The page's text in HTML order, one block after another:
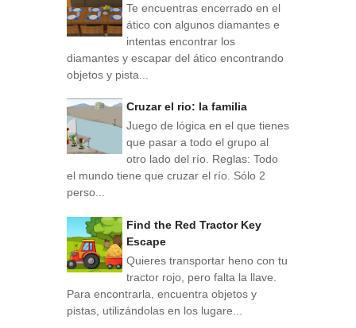
Te encuentras encerrado en el
ático con algunos diamantes e
intentas encontrar los
diamantes y escapar del ático encontrando
objetos y pista...
Cruzar el rio: la familia
Juego de lógica en el que tienes
que pasar a todo el grupo al
otro lado del río. Reglas: Todo
el mundo tiene que cruzar el río. Sólo 2
perso...
Find the Red Tractor Key
Escape
Quieres transportar heno con tu
tractor rojo, pero falta la llave.
Para encontrarla, encuentra objetos y
pistas, utilizándolas en los lugare...